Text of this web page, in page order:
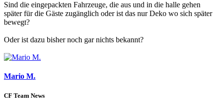
Sind die eingepackten Fahrzeuge, die aus und in die halle gehen
später für die Gäste zugänglich oder ist das nur Deko wo sich später
bewegt?
Oder ist dazu bisher noch gar nichts bekannt?
Mario M.
CF Team News